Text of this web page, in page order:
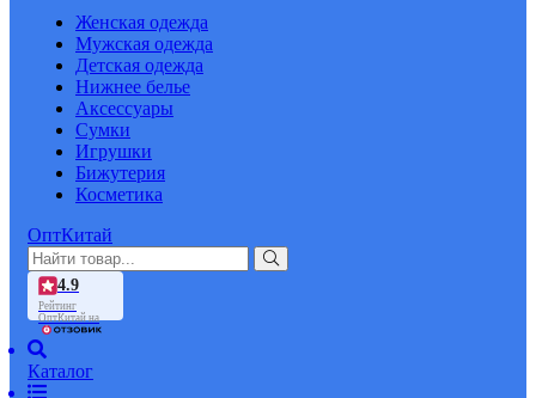
Женская одежда
Мужская одежда
Детская одежда
Нижнее белье
Аксессуары
Сумки
Игрушки
Бижутерия
Косметика
ОптКитай
4.9
Рейтинг
ОптКитай на
Каталог